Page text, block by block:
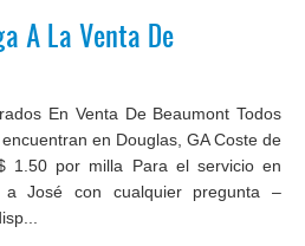
A La Venta De
En Venta De Beaumont Todos
en Douglas, GA Coste de
por milla Para el servicio en
José con cualquier pregunta –